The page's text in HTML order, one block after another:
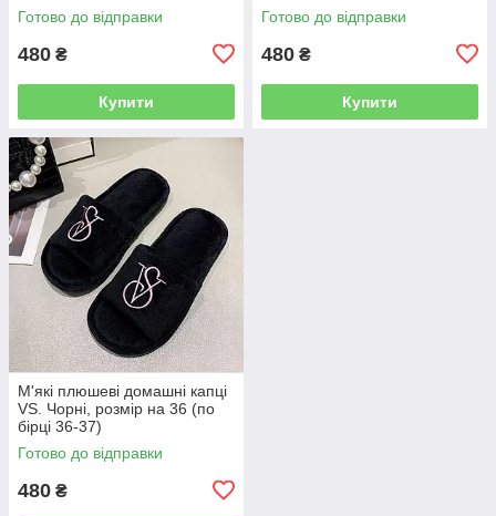
Готово до відправки
480 ₴
Купити
Готово до відправки
480 ₴
Купити
М'які плюшеві домашні капці
VS. Чорні, розмір на 36 (по
бірці 36-37)
Готово до відправки
480 ₴